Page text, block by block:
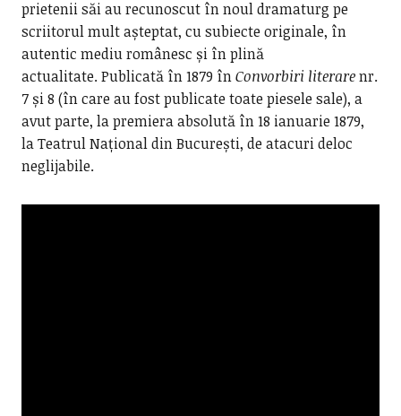
prietenii săi au recunoscut în noul dramaturg pe
scriitorul mult așteptat, cu subiecte originale, în
autentic mediu românesc și în plină
actualitate. Publicată în 1879 înConvorbiri literarenr.
7 și 8 (în care au fost publicate toate piesele sale), a
avut parte, la premiera absolută în 18 ianuarie 1879,
la Teatrul Național din București, de atacuri deloc
neglijabile.